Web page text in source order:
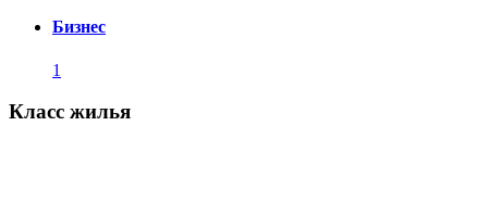
Бизнес
1
Класс жилья